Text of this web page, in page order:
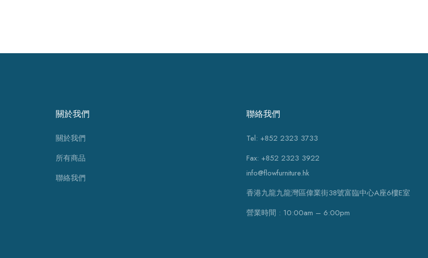
關於我們
關於我們
所有商品
聯絡我們
聯絡我們
Tel: +852 2323 3733
Fax: +852 2323 3922
info@flowfurniture.hk
香港九龍九龍灣區偉業街38號富臨中心A座6樓E室
營業時間 : 10:00am – 6:00pm